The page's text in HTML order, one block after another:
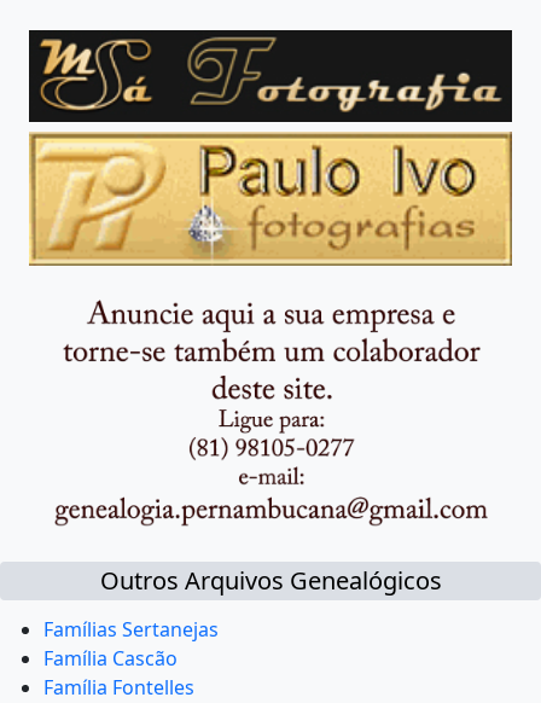
Outros Arquivos Genealógicos
Famílias Sertanejas
Família Cascão
Família Fontelles